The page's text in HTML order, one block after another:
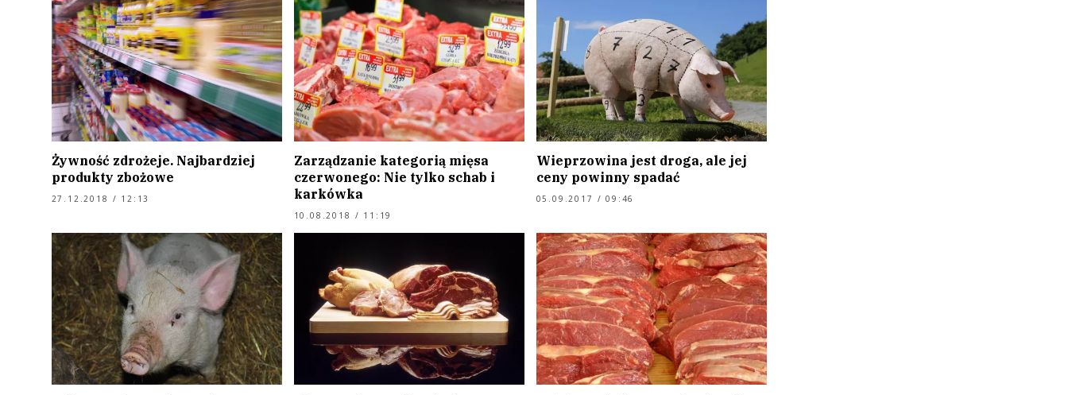
Żywność zdrożeje. Najbardziej
produkty zbożowe
27.12.2018 / 12:13
Zarządzanie kategorią mięsa
czerwonego: Nie tylko schab i
karkówka
10.08.2018 / 11:19
Wieprzowina jest droga, ale jej
ceny powinny spadać
05.09.2017 / 09:46